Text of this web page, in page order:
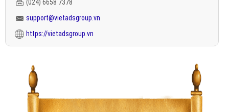
(024) 6658 7378
support@vietadsgroup.vn
https://vietadsgroup.vn